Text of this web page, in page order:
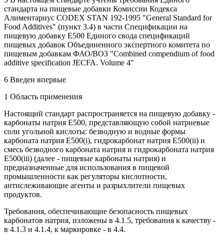
стандарта на пищевые добавки Комиссии Кодекса
Алиментариус CODEX STAN 192-1995 "General Standard for
Food Additives" (пункт 3.4) в части Спецификации на
пищевую добавку Е500 Единого свода спецификаций
пищевых добавок Объединенного экспертного комитета по
пищевым добавкам ФАО/ВОЗ "Combined compendium of food
additive specification JECFA. Volume 4"
6 Введен впервые
1 Область применения
Настоящий стандарт распространяется на пищевую добавку -
карбонаты натрия Е500, представляющую собой натриевые
соли угольной кислоты: безводную и водные формы
карбоната натрия E500(i), гидрокарбонат натрия E500(ii) и
смесь безводного карбоната натрия и гидрокарбоната натрия
Е500(iii) (далее - пищевые карбонаты натрия) и
предназначенные для использования в пищевой
промышленности как регуляторы кислотности,
антислеживающие агенты и разрыхлители пищевых
продуктов.
Требования, обеспечивающие безопасность пищевых
карбонатов натрия, изложены в 4.1.5, требования к качеству -
в 4.1.3 и 4.1.4, к маркировке - в 4.4.